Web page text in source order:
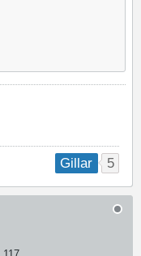
Gillar 5